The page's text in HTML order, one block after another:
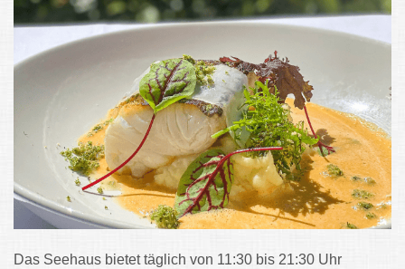
Das Seehaus bietet täglich von 11:30 bis 21:30 Uhr